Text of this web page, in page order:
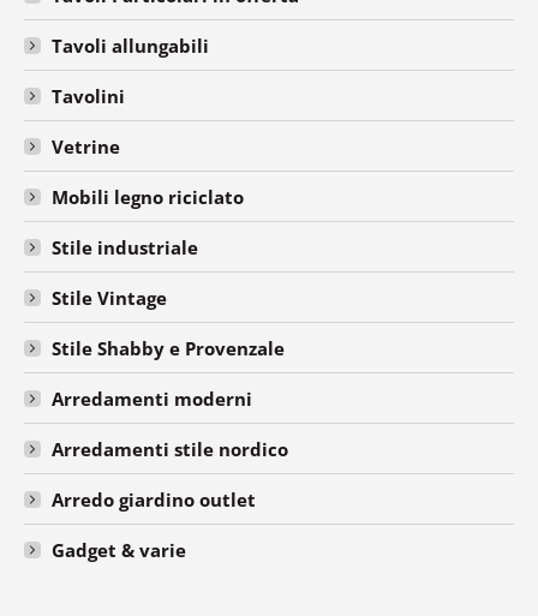
Tavoli allungabili
Tavolini
Vetrine
Mobili legno riciclato
Stile industriale
Stile Vintage
Stile Shabby e Provenzale
Arredamenti moderni
Arredamenti stile nordico
Arredo giardino outlet
Gadget & varie